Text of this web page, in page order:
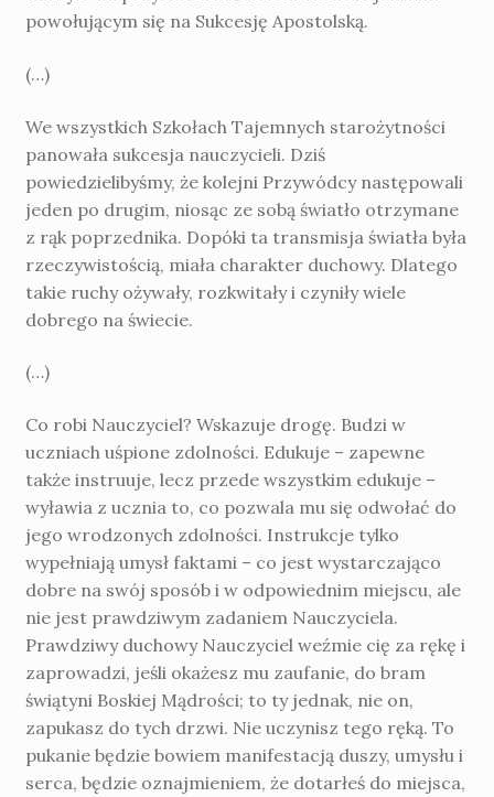
powołującym się na Sukcesję Apostolską.
(…)
We wszystkich Szkołach Tajemnych starożytności
panowała sukcesja nauczycieli. Dziś
powiedzielibyśmy, że kolejni Przywódcy następowali
jeden po drugim, niosąc ze sobą światło otrzymane
z rąk poprzednika. Dopóki ta transmisja światła była
rzeczywistością, miała charakter duchowy. Dlatego
takie ruchy ożywały, rozkwitały i czyniły wiele
dobrego na świecie.
(…)
Co robi Nauczyciel? Wskazuje drogę. Budzi w
uczniach uśpione zdolności. Edukuje – zapewne
także instruuje, lecz przede wszystkim edukuje –
wyławia z ucznia to, co pozwala mu się odwołać do
jego wrodzonych zdolności. Instrukcje tylko
wypełniają umysł faktami – co jest wystarczająco
dobre na swój sposób i w odpowiednim miejscu, ale
nie jest prawdziwym zadaniem Nauczyciela.
Prawdziwy duchowy Nauczyciel weźmie cię za rękę i
zaprowadzi, jeśli okażesz mu zaufanie, do bram
świątyni Boskiej Mądrości; to ty jednak, nie on,
zapukasz do tych drzwi. Nie uczynisz tego ręką. To
pukanie będzie bowiem manifestacją duszy, umysłu i
serca, będzie oznajmieniem, że dotarłeś do miejsca,